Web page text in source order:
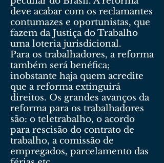
deve acabar com os reclamantes
contumazes e oportunistas, que
fazem da Justiça do Trabalho
uma loteria jurisdicional.
Para os trabalhadores, a reforma
também será benéfica;
inobstante haja quem acredite
que a reforma extinguirá
direitos. Os grandes avanços da
reforma para os trabalhadores
são: o teletrabalho, o acordo
para rescisão do contrato de
trabalho, a comissão de
empregados, parcelamento das